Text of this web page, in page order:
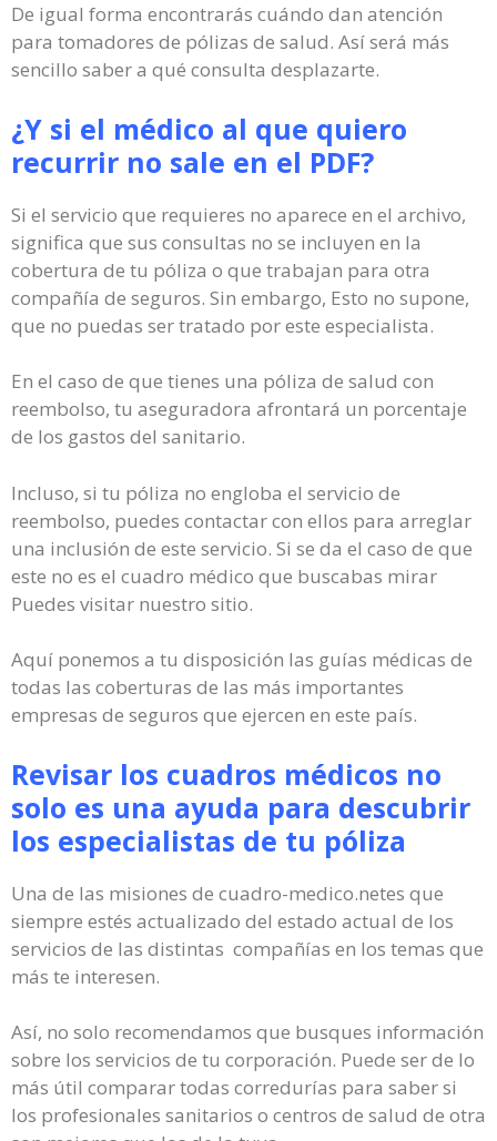
De igual forma encontrarás cuándo dan atención
para tomadores de pólizas de salud. Así será más
sencillo saber a qué consulta desplazarte.
¿Y si el médico al que quiero
recurrir no sale en el PDF?
Si el servicio que requieres no aparece en el archivo,
significa que sus consultas no se incluyen en la
cobertura de tu póliza o que trabajan para otra
compañía de seguros. Sin embargo, Esto no supone,
que no puedas ser tratado por este especialista.
En el caso de que tienes una póliza de salud con
reembolso, tu aseguradora afrontará un porcentaje
de los gastos del sanitario.
Incluso, si tu póliza no engloba el servicio de
reembolso, puedes contactar con ellos para arreglar
una inclusión de este servicio. Si se da el caso de que
este no es el cuadro médico que buscabas mirar
Puedes visitar nuestro sitio.
Aquí ponemos a tu disposición las guías médicas de
todas las coberturas de las más importantes
empresas de seguros que ejercen en este país.
Revisar los cuadros médicos no
solo es una ayuda para descubrir
los especialistas de tu póliza
Una de las misiones de cuadro-medico.netes que
siempre estés actualizado del estado actual de los
servicios de las distintas compañías en los temas que
más te interesen.
Así, no solo recomendamos que busques información
sobre los servicios de tu corporación. Puede ser de lo
más útil comparar todas corredurías para saber si
los profesionales sanitarios o centros de salud de otra